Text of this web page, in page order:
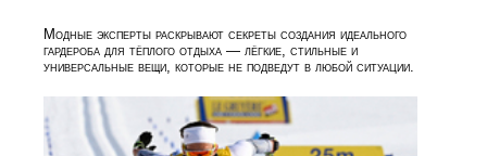
Модные эксперты раскрывают секреты создания идеального
гардероба для тёплого отдыха — лёгкие, стильные и
универсальные вещи, которые не подведут в любой ситуации.